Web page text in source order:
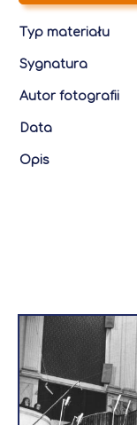
Typ materiału
Sygnatura
Autor fotografii
Data
Opis